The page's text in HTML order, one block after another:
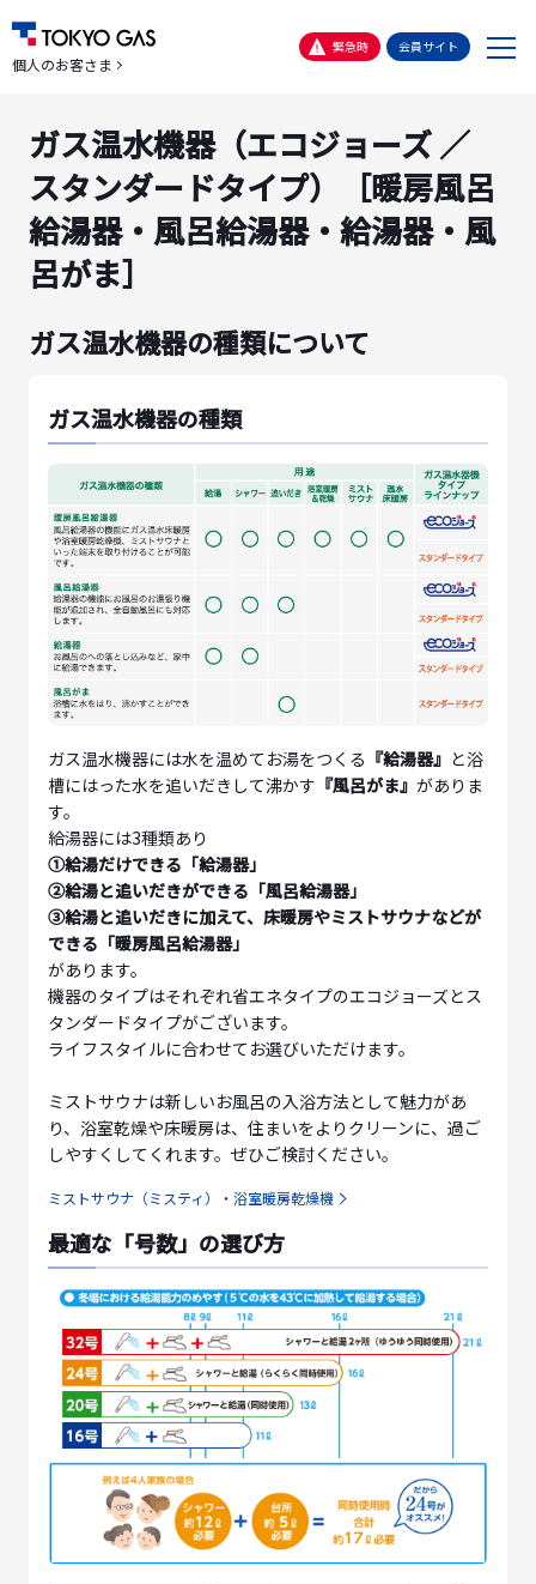
個人のお客さま
緊急時 会員サイト
メ
ガス温水機器（エコジョーズ ／
スタンダードタイプ）［暖房風呂
給湯器・風呂給湯器・給湯器・風
呂がま］
ガス温水機器の種類について
ガス温水機器の種類
ガス温水機器には水を温めてお湯をつくる 『給湯器』 と浴
槽にはった水を追いだきして沸かす 『風呂がま』 がありま
す。
給湯器には3種類あり
①給湯だけできる「給湯器」
②給湯と追いだきができる「風呂給湯器」
③給湯と追いだきに加えて、床暖房やミストサウナなどが
できる「暖房風呂給湯器」
があります。
機器のタイプはそれぞれ省エネタイプのエコジョーズとス
タンダードタイプがございます。
ライフスタイルに合わせてお選びいただけます。
ミストサウナは新しいお風呂の入浴方法として魅力があ
り、浴室乾燥や床暖房は、住まいをよりクリーンに、過ご
しやすくしてくれます。ぜひご検討ください。
ミストサウナ（ミスティ）・浴室暖房乾燥機
最適な「号数」の選び方